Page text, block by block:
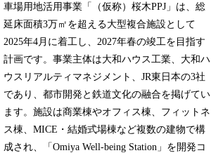
車場用地活用事業「（仮称）桜木PPJ」は、総
延床面積3万㎡を超える大型複合施設として
2025年4月に着工し、2027年春の竣工を目指す
計画です。事業主体は大和ハウス工業、大和ハ
ウスリアルティマネジメント、JR東日本の3社
であり、都市開発と鉄道文化の融合を掲げてい
ます。施設は商業棟やオフィス棟、フィットネ
ス棟、MICE・結婚式場棟など複数の建物で構
成され、「Omiya Well-being Station」を開発コ